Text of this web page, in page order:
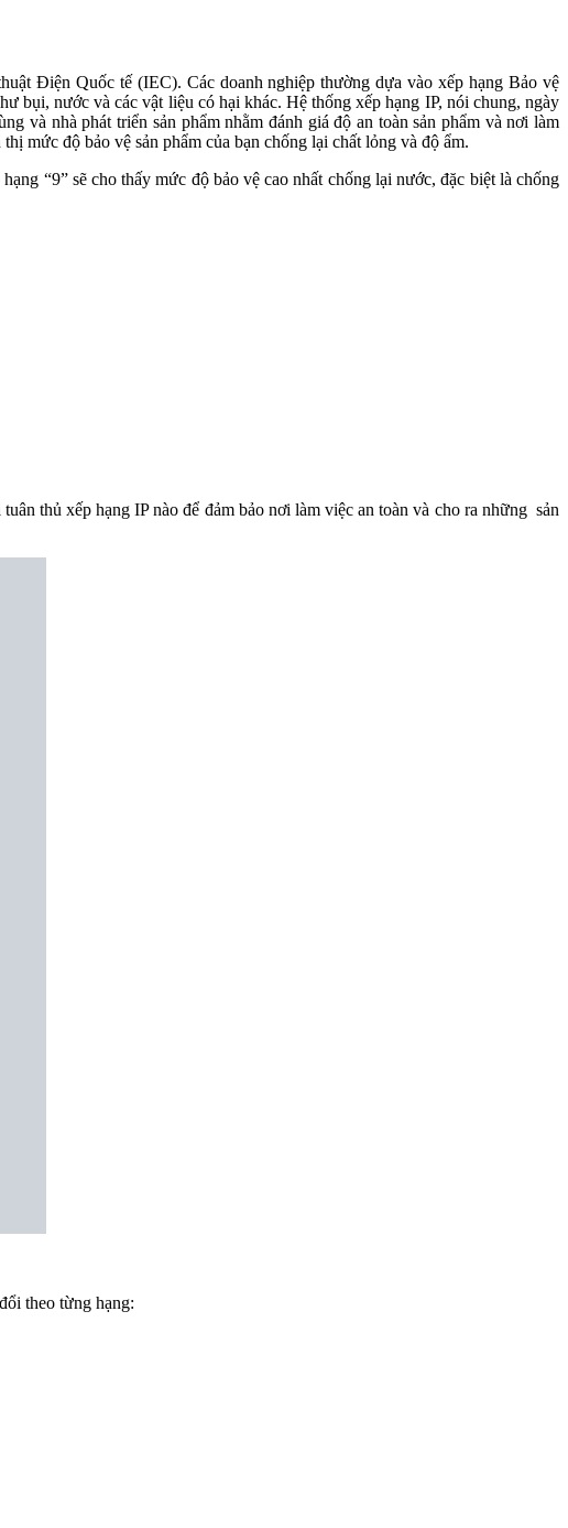
Điện Quốc tế (IEC). Các doanh nghiệp thường dựa vào xếp hạng Bảo vệ
bụi, nước và các vật liệu có hại khác. Hệ thống xếp hạng IP, nói chung, ngày
và nhà phát triển sản phẩm nhằm đánh giá độ an toàn sản phẩm và nơi làm
mức độ bảo vệ sản phẩm của bạn chống lại chất lỏng và độ ẩm.
“9” sẽ cho thấy mức độ bảo vệ cao nhất chống lại nước, đặc biệt là chống
thủ xếp hạng IP nào để đảm bảo nơi làm việc an toàn và cho ra những sản
theo từng hạng: